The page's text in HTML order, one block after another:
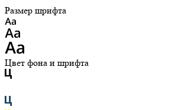
Размер шрифта
Цвет фона и шрифта